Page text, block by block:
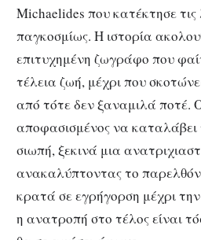
Michaelides που κατέκτησε τις
παγκοσμίως. Η ιστορία
επιτυχημένη ζωγράφο που
τέλεια ζωή, μέχρι που
από τότε δεν ξαναμιλά ποτέ.
αποφασισμένος να καταλάβει
σιωπή, ξεκινά μια
ανακαλύπτοντας το παρελθόν
κρατά σε εγρήγορση μέχρι
η ανατροπή στο τέλος είναι